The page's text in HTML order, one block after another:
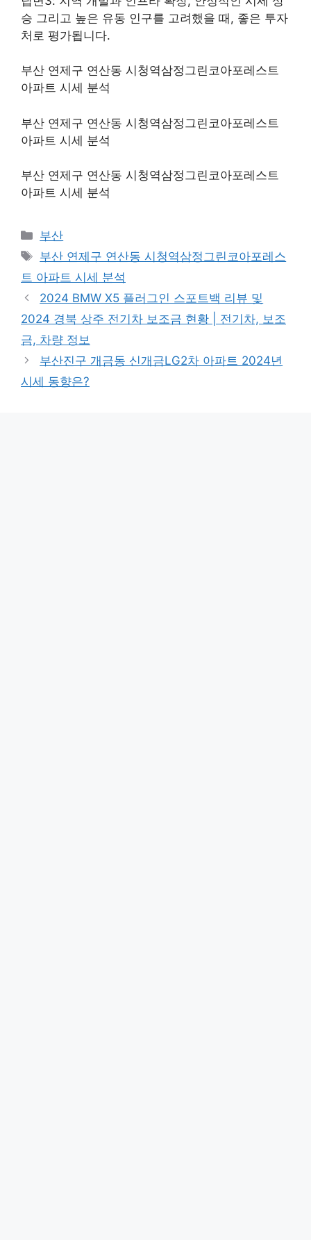
승 그리고 높은 유동 인구를 고려했을 때, 좋은 투자
처로 평가됩니다.
부산 연제구 연산동 시청역삼정그린코아포레스트
아파트 시세 분석
부산 연제구 연산동 시청역삼정그린코아포레스트
아파트 시세 분석
부산 연제구 연산동 시청역삼정그린코아포레스트
아파트 시세 분석
Categories
부산
Tags
부산 연제구 연산동 시청역삼정그린코아포레스
트 아파트 시세 분석
2024 BMW X5 플러그인 스포트백 리뷰 및
2024 경북 상주 전기차 보조금 현황 | 전기차, 보조
금, 차량 정보
부산진구 개금동 신개금LG2차 아파트 2024년
시세 동향은?